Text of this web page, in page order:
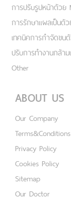
การปรับรูปหน้าด้วย
การรักษาแผลเป็นด้
เทคนิคการกำจัดขน
ปรับการทำงานกล้า
Other
ABOUT US
Our Company
Terms&Conditions
Privacy Policy
Cookies Policy
Sitemap
Our Doctor